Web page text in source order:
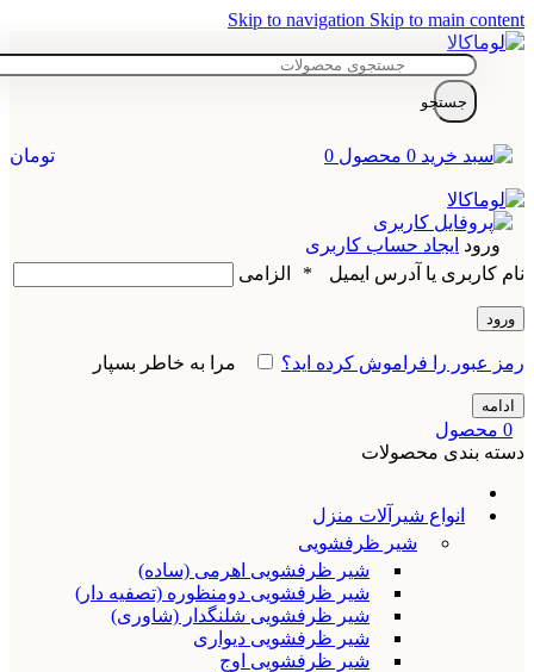
Skip to navigation Skip to main content
جستجو
0 محصول 0 تومان
ورود ایجاد حساب کاربری
نام کاربری یا آدرس ایمیل
* الزامی
ورود
رمز عبور را فراموش کرده اید؟ مرا به خاطر بسپار
ادامه
0 محصول
دسته بندی محصولات
انواع شیرآلات منزل
شیر ظرفشویی
شیر ظرفشویی اهرمی (ساده)
شیر ظرفشویی دومنظوره (تصفیه دار)
شیر ظرفشویی شلنگدار (شاوری)
شیر ظرفشویی دیواری
شیر ظرفشویی اوج